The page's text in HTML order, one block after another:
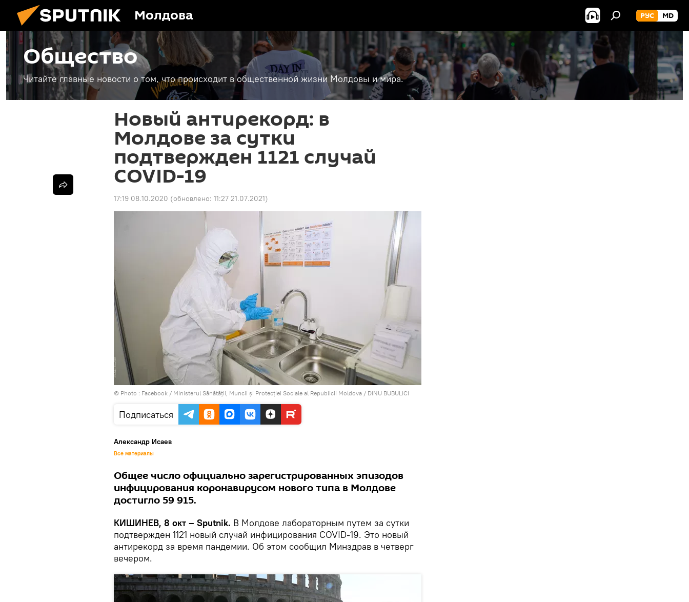
Молдова РУС MD
Общество
Читайте главные новости о том, что происходит в общественной жизни Молдовы и мира.
Новый антирекорд: в
Молдове за сутки
подтвержден 1121 случай
COVID-19
17:19 08.10.2020 (обновлено: 11:27 21.07.2021)
© Photo : Facebook / Ministerul Sănătății, Muncii și Protecției Sociale al Republicii Moldova / DINU BUBULICI
Подписаться
Александр Исаев
Все материалы
Общее число официально зарегистрированных эпизодов
инфицирования коронавирусом нового типа в Молдове
достигло 59 915.
КИШИНЕВ, 8 окт – Sputnik. В Молдове лабораторным путем за сутки
подтвержден 1121 новый случай инфицирования COVID-19. Это новый
антирекорд за время пандемии. Об этом сообщил Минздрав в четверг
вечером.